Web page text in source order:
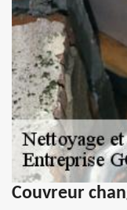
Couvreur